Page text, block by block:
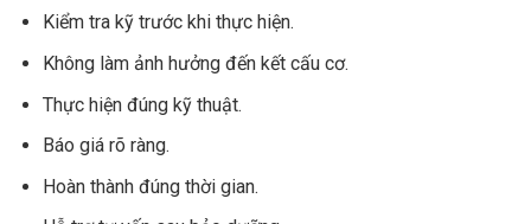
Kiểm tra kỹ trước khi thực hiện.
Không làm ảnh hưởng đến kết cấu cơ.
Thực hiện đúng kỹ thuật.
Báo giá rõ ràng.
Hoàn thành đúng thời gian.